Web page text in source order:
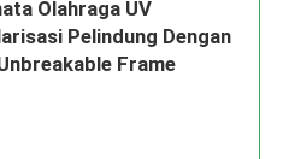
Olahraga UV
Pelindung Dengan
Frame